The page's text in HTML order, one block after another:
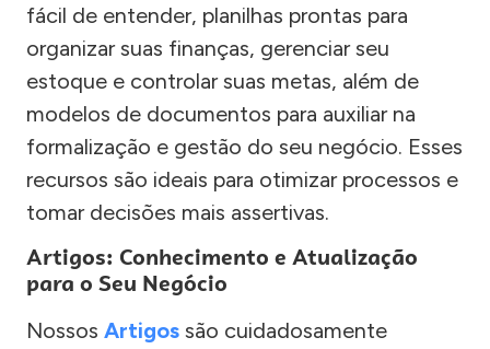
fácil de entender, planilhas prontas para
organizar suas finanças, gerenciar seu
estoque e controlar suas metas, além de
modelos de documentos para auxiliar na
formalização e gestão do seu negócio. Esses
recursos são ideais para otimizar processos e
tomar decisões mais assertivas.
Artigos: Conhecimento e Atualização
para o Seu Negócio
Nossos Artigos são cuidadosamente